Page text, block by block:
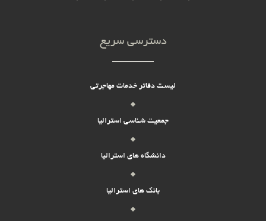
دسترسی سریع
لیست دفاتر خدمات مهاجرتی
جمعیت شناسی استرالیا
دانشگاه های استرالیا
بانک های استرالیا